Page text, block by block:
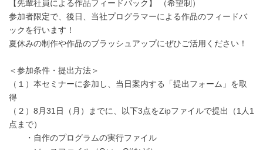
【先輩社員による作品フィードバック】 （希望制）
参加者限定で、後日、当社プログラマーによる作品のフィードバ
ックを行います！
夏休みの制作や作品のブラッシュアップにぜひご活用ください！
＜参加条件・提出方法＞
（１）本セミナーに参加し、当日案内する「提出フォーム」を取
得
（２）8月31日（月）までに、以下3点をZipファイルで提出（1人1
点まで）
・自作のプログラムの実行ファイル